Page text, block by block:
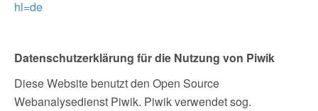
hl=de
Datenschutzerklärung für die Nutzung von Piwik
Diese Website benutzt den Open Source
Webanalysedienst Piwik. Piwik verwendet sog.